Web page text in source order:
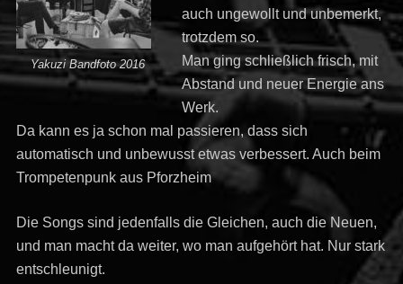
Yakuzi Bandfoto 2016
auch ungewollt und unbemerkt,
trotzdem so.
Man ging schließlich frisch, mit
Abstand und neuer Energie ans
Werk.
Da kann es ja schon mal passieren, dass sich
automatisch und unbewusst etwas verbessert. Auch beim
Trompetenpunk aus Pforzheim
Die Songs sind jedenfalls die Gleichen, auch die Neuen,
und man macht da weiter, wo man aufgehört hat. Nur stark
entschleunigt.